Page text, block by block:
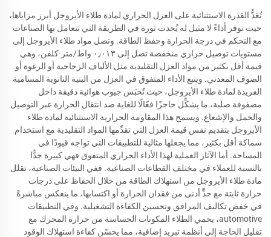
تُعَدُّ القدرة الاستثنائية على العزل الحراري لمادة طلاء الأيروجل أبرز مزاياها،
حيث توفر أداءً لا مثيل له يُحدث ثورة في الطريقة التي تتعامل بها الصناعات
مع التحكم في درجة الحرارة وحفظ الطاقة. وتصل مواد طلاء الأيروجل إلى
مستويات توصيل حراري منخفضة تصل إلى ٠٫٠١٣ واط/متر·كلفن، وهي
قيمة أقل بكثير من مواد العزل التقليدية مثل الألياف الزجاجية أو الرغوة أو
الصوف المعدني. وينبع الأداء المتفوق في العزل من البنية النانوية المسامية
الفريدة لمادة طلاء الأيروجل، حيث تُحبَس جيوب هوائية دقيقة داخل
مصفوفة صلبة، ما يشكِّل حاجزًا فعّالًا للغاية ضد انتقال الحرارة عبر التوصيل
والحمل والإشعاع. ويسمح هذا المقاومة الحرارية الاستثنائية لمادة طلاء
الأيروجل بتقديم نفس قيمة العزل التي تقدِّمها المواد التقليدية مع استخدام
سماكة أقل بكثير، مما يجعلها مثالية للتطبيقات التي تواجه قيودًا في
المساحة. أما الآثار العملية لهذا الأداء الحراري المتفوق فهي كبيرة جدًّا
بالنسبة للعملاء في مختلف القطاعات الصناعية. ففي البيئات الصناعية، تقلل
مادة طلاء الأيروجل من استهلاك الطاقة من خلال الحفاظ على درجات
حرارة ثابتة مع حدٍّ أدنى من فقدان الحرارة أو اكتسابها، ما ينعكس مباشرةً
في خفض تكاليف المرافق وتحسين الكفاءة التشغيلية. وفي التطبيقات
automotive، يحمي الطلاء المكونات الحساسة من حرارة المحرك مع
تقليل الحاجة إلى أنظمة تبريد إضافية، مما يحسّن كفاءة استهلاك الوقود